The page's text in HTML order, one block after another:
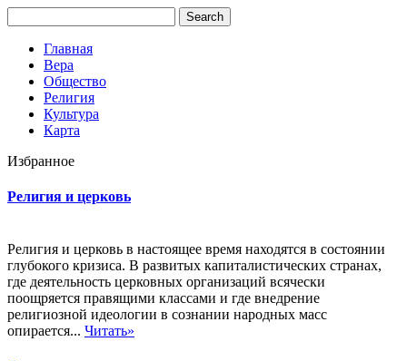
Главная
Вера
Общество
Религия
Культура
Карта
Избранное
Религия и церковь
Религия и церковь в настоящее время находятся в состоянии
глубокого кризиса. В развитых капиталистических странах,
где деятельность церковных организаций всячески
поощряется правящими классами и где внедрение
религиозной идеологии в сознании народных масс
опирается... Читать»